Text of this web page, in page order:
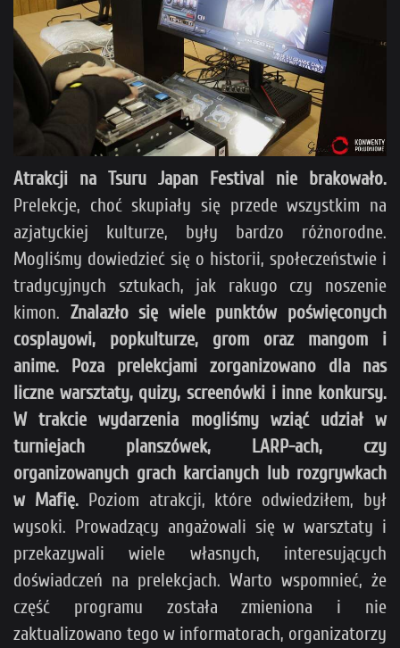
Atrakcji na Tsuru Japan Festival nie brakowało.
Prelekcje, choć skupiały się przede wszystkim na
azjatyckiej kulturze, były bardzo różnorodne.
Mogliśmy dowiedzieć się o historii, społeczeństwie i
tradycyjnych sztukach, jak rakugo czy noszenie
kimon. Znalazło się wiele punktów poświęconych
cosplayowi, popkulturze, grom oraz mangom i
anime. Poza prelekcjami zorganizowano dla nas
liczne warsztaty, quizy, screenówki i inne konkursy.
W trakcie wydarzenia mogliśmy wziąć udział w
turniejach planszówek, LARP-ach, czy
organizowanych grach karcianych lub rozgrywkach
w Mafię.Poziom atrakcji, które odwiedziłem, był
wysoki. Prowadzący angażowali się w warsztaty i
przekazywali wiele własnych, interesujących
doświadczeń na prelekcjach. Warto wspomnieć, że
część programu została zmieniona i nie
zaktualizowano tego w informatorach, organizatorzy